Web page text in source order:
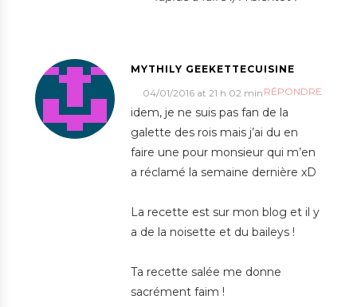
MYTHILY GEEKETTECUISINE
04/01/2016 at 21 h 02 min RÉPONDRE
idem, je ne suis pas fan de la
galette des rois mais j’ai du en
faire une pour monsieur qui m’en
a réclamé la semaine dernière xD
La recette est sur mon blog et il y
a de la noisette et du baileys !
Ta recette salée me donne
sacrément faim !